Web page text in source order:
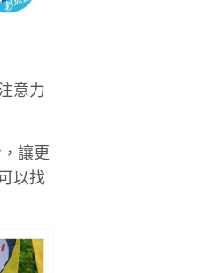
意力
讓更
以找